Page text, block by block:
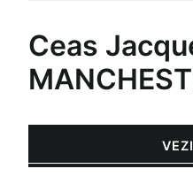
Ceas